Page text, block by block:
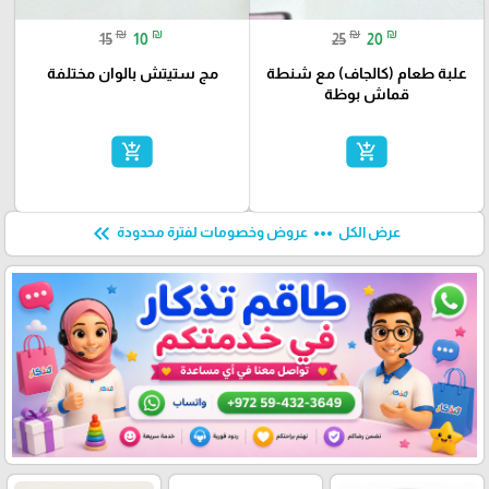
25 ₪ 20 ₪
علبة طعام (كالجاف) مع شنطة
قماش بوظة
add_shopping_cart
15 ₪ 10 ₪
مج ستيتش بالوان مختلفة
add_shopping_cart
عرض الكل more_horiz عروض وخصومات لفترة محدودة keyboard_double_arrow_left